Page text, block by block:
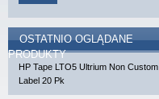
OSTATNIO OGLĄDANE
PRODUKTY
HP Tape LTO5 Ultrium Non Custom
Label 20 Pk